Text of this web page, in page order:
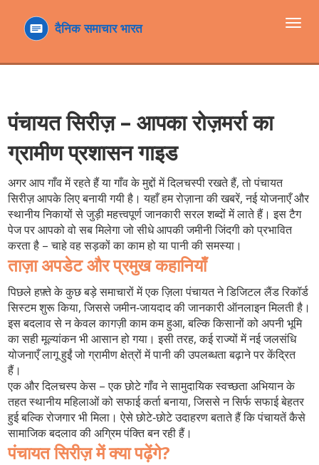
टॉगल
पंचायत सिरीज़ – आपका रोज़मर्रा का
ग्रामीण प्रशासन गाइड
अगर आप गाँव में रहते हैं या गाँव के मुद्दों में दिलचस्पी रखते हैं, तो पंचायत
सिरीज़ आपके लिए बनायी गयी है। यहाँ हम रोज़ाना की खबरें, नई योजनाएँ और
स्थानीय निकायों से जुड़ी महत्त्वपूर्ण जानकारी सरल शब्दों में लाते हैं। इस टैग
पेज पर आपको वो सब मिलेगा जो सीधे आपकी जमीनी जिंदगी को प्रभावित
करता है – चाहे वह सड़कों का काम हो या पानी की समस्या।
ताज़ा अपडेट और प्रमुख कहानियाँ
पिछले हफ़्ते के कुछ बड़े समाचारों में एक ज़िला पंचायत ने डिजिटल लैंड रिकॉर्ड
सिस्टम शुरू किया, जिससे जमीन‑जायदाद की जानकारी ऑनलाइन मिलती है।
इस बदलाव से न केवल कागज़ी काम कम हुआ, बल्कि किसानों को अपनी भूमि
का सही मूल्यांकन भी आसान हो गया। इसी तरह, कई राज्यों में नई जलसंधि
योजनाएँ लागू हुईं जो ग्रामीण क्षेत्रों में पानी की उपलब्धता बढ़ाने पर केंद्रित
हैं।
एक और दिलचस्प केस – एक छोटे गाँव ने सामुदायिक स्वच्छता अभियान के
तहत स्थानीय महिलाओं को सफाई कर्ता बनाया, जिससे न सिर्फ सफाई बेहतर
हुई बल्कि रोजगार भी मिला। ऐसे छोटे‑छोटे उदाहरण बताते हैं कि पंचायतें कैसे
सामाजिक बदलाव की अग्रिम पंक्ति बन रही हैं।
पंचायत सिरीज़ में क्या पढ़ेंगे?